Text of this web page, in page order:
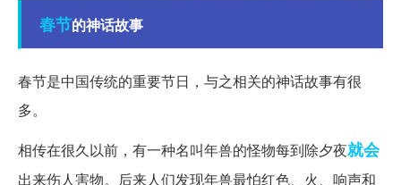
春节的神话故事
春节是中国传统的重要节日，与之相关的神话故事有很
多。
相传在很久以前，有一种名叫年兽的怪物每到除夕夜就会
出来伤人害物。后来人们发现年兽最怕红色、火、响声和